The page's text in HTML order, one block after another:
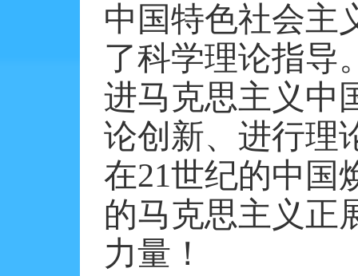
中国特色社会主
了科学理论指导
进马克思主义中
论创新、进行理
在21世纪的中国
的马克思主义正
力量！